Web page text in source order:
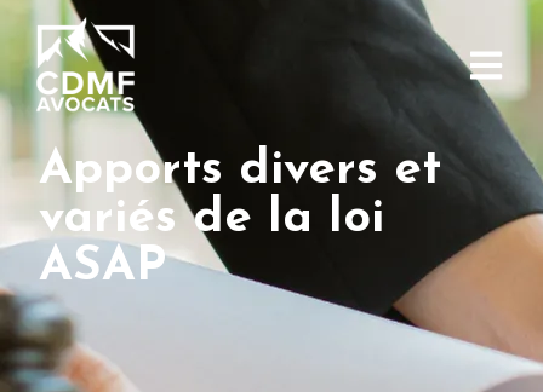
Apports divers et
variés de la loi
ASAP